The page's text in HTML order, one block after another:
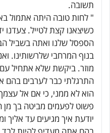
תשובה.
" לחות טובה היתה אתמול
כשיצאנו קצת לטייל. צעדנו
הספסל שלנו ואתה בשביל
בנוף המרחבי שלרשותינו.
מוזר. ביקשת שלא אתחיל
התרגלתי כבר לערבים
הוא לא ממני, כי אם אל
פשוט לפעמים מביטה בך מן
יודעת איך מגיעים עד